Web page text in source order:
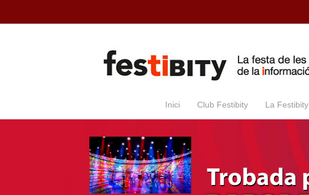
Inici Club Festibity La Festibity